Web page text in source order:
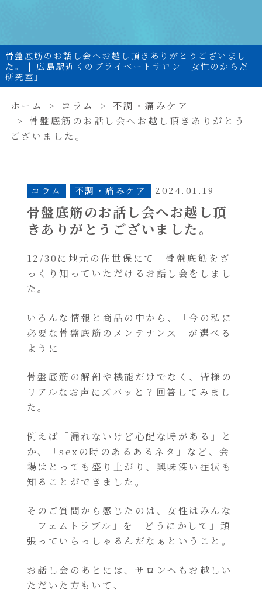
骨盤底筋のお話し会へお越し頂きありがとうございまし
た。 | 広島駅近くのプライベートサロン「女性のからだ
研究室」
ホーム コラム
不調・痛みケア
骨盤底筋のお話し会へお越し頂きありがとう
ございました。
コラム 不調・痛みケア 2024.01.19
骨盤底筋のお話し会へお越し頂
きありがとうございました。
12/30に地元の佐世保にて 骨盤底筋をざ
っくり知っていただけるお話し会をしまし
た。
いろんな情報と商品の中から、「今の私に
必要な骨盤底筋のメンテナンス」が選べる
ように
骨盤底筋の解剖や機能だけでなく、皆様の
リアルなお声にズバッと？回答してみまし
た。
例えば「漏れないけど心配な時がある」と
か、「sexの時のあるあるネタ」など、会
場はとっても盛り上がり、興味深い症状も
知ることができました。
そのご質問から感じたのは、女性はみんな
「フェムトラブル」を「どうにかして」頑
張っていらっしゃるんだなぁということ。
お話し会のあとには、サロンへもお越しい
ただいた方もいて、